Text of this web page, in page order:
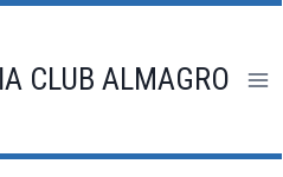
CLUB ALMAGRO